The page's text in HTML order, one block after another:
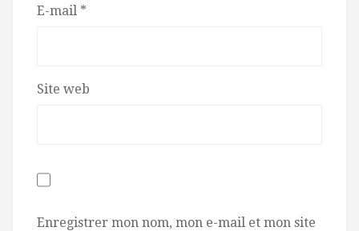
E-mail *
Site web
Enregistrer mon nom, mon e-mail et mon site